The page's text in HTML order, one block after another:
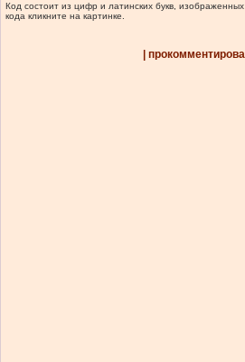
Код состоит из цифр и латинских букв,
кода кликните на картинке.
|